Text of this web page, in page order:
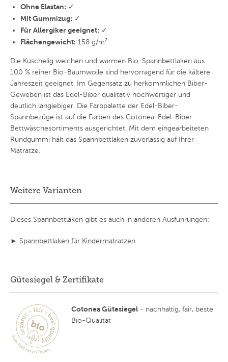
Ohne Elastan: ✓
Mit Gummizug: ✓
Für Allergiker geeignet: ✓
Flächengewicht: 158 g/m²
Die Kuschelig weichen und warmen Bio-Spannbettlaken aus
100 % reiner Bio-Baumwolle sind hervorragend für die kältere
Jahreszeit geeignet. Im Gegensatz zu herkömmlichen Biber-
Geweben ist das Edel-Biber qualitativ hochwertiger und
deutlich langlebiger. Die Farbpalette der Edel-Biber-
Spannbezüge ist auf die Farben des Cotonea-Edel-Biber-
Bettwäschesortiments ausgerichtet. Mit dem eingearbeiteten
Rundgummi hält das Spannbettlaken zuverlässig auf Ihrer
Matratze.
Weitere Varianten
Dieses Spannbettlaken gibt es auch in anderen Ausführungen:
► Spannbettlaken für Kindermatratzen
Gütesiegel & Zertifikate
Cotonea Gütesiegel - nachhaltig, fair, beste
Bio-Qualität